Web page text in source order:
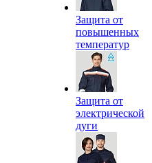
Защита от
повышенных
температур
Защита от
электрической
дуги